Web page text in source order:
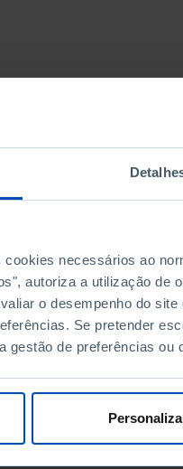
necessários ao
autoriza a utilização de
o desempenho do
Se pretender
gestão de preferências ou
DATA DE FIM